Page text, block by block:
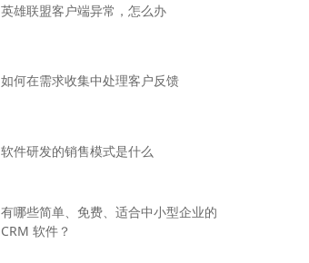
英雄联盟客户端异常，怎么办
如何在需求收集中处理客户反馈
软件研发的销售模式是什么
有哪些简单、免费、适合中小型企业的
CRM 软件？